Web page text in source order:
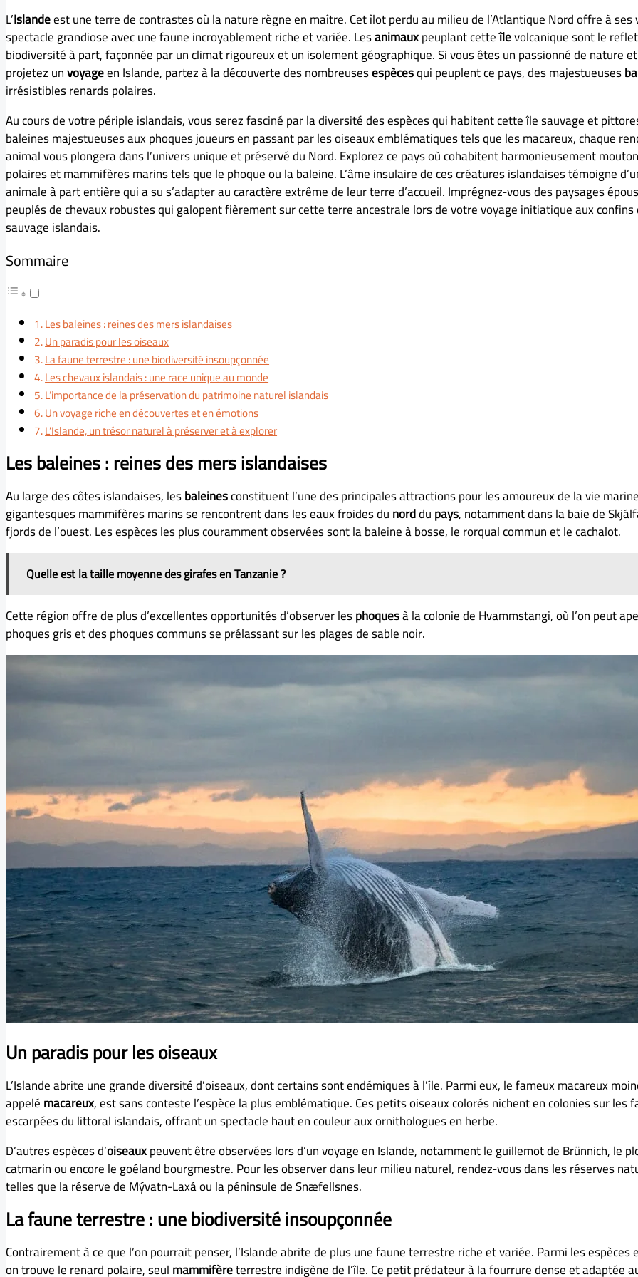
L’Islandeest une terre de contrastes où la nature règne en maître. Cet îlot perdu au milieu de l’Atlantique Nord offre à
spectacle grandiose avec une faune incroyablement riche et variée. Lesanimauxpeuplant cetteîlevolcanique sont le
biodiversité à part, façonnée par un climat rigoureux et un isolement géographique. Si vous êtes un passionné de nature
projetez unvoyageen Islande, partez à la découverte des nombreusesespècesqui peuplent ce pays, des majestueuses
irrésistibles renards polaires.
Au cours de votre périple islandais, vous serez fasciné par la diversité des espèces qui habitent cette île sauvage et
baleines majestueuses aux phoques joueurs en passant par les oiseaux emblématiques tels que les macareux, chaque
animal vous plongera dans l’univers unique et préservé du Nord. Explorez ce pays où cohabitent harmonieusement
polaires et mammifères marins tels que le phoque ou la baleine. L’âme insulaire de ces créatures islandaises témoigne
animale à part entière qui a su s’adapter au caractère extrême de leur terre d’accueil. Imprégnez-vous des paysages
peuplés de chevaux robustes qui galopent fièrement sur cette terre ancestrale lors de votre voyage initiatique aux confins
sauvage islandais.
Sommaire
Les baleines : reines des mers islandaises
Un paradis pour les oiseaux
La faune terrestre : une biodiversité insoupçonnée
Les chevaux islandais : une race unique au monde
L’importance de la préservation du patrimoine naturel islandais
Un voyage riche en découvertes et en émotions
L’Islande, un trésor naturel à préserver et à explorer
Les baleines : reines des mers islandaises
Au large des côtes islandaises, lesbaleinesconstituent l’une des principales attractions pour les amoureux de la vie
gigantesques mammifères marins se rencontrent dans les eaux froides dunorddupays, notamment dans la baie de
fjords de l’ouest. Les espèces les plus couramment observées sont la baleine à bosse, le rorqual commun et le cachalot.
Quelle est la taille moyenne des girafes en Tanzanie ?
Cette région offre de plus d’excellentes opportunités d’observer lesphoquesà la colonie de Hvammstangi, où l’on peut
phoques gris et des phoques communs se prélassant sur les plages de sable noir.
Un paradis pour les oiseaux
L’Islande abrite une grande diversité d’oiseaux, dont certains sont endémiques à l’île. Parmi eux, le fameux macareux
appelémacareux, est sans conteste l’espèce la plus emblématique. Ces petits oiseaux colorés nichent en colonies sur les
escarpées du littoral islandais, offrant un spectacle haut en couleur aux ornithologues en herbe.
D’autres espèces d’oiseauxpeuvent être observées lors d’un voyage en Islande, notamment le guillemot de Brünnich, le
catmarin ou encore le goéland bourgmestre. Pour les observer dans leur milieu naturel, rendez-vous dans les réserves
telles que la réserve de Mývatn-Laxá ou la péninsule de Snæfellsnes.
La faune terrestre : une biodiversité insoupçonnée
Contrairement à ce que l’on pourrait penser, l’Islande abrite de plus une faune terrestre riche et variée. Parmi les
on trouve le renard polaire, seulmammifèreterrestre indigène de l’île. Ce petit prédateur à la fourrure dense et adaptée